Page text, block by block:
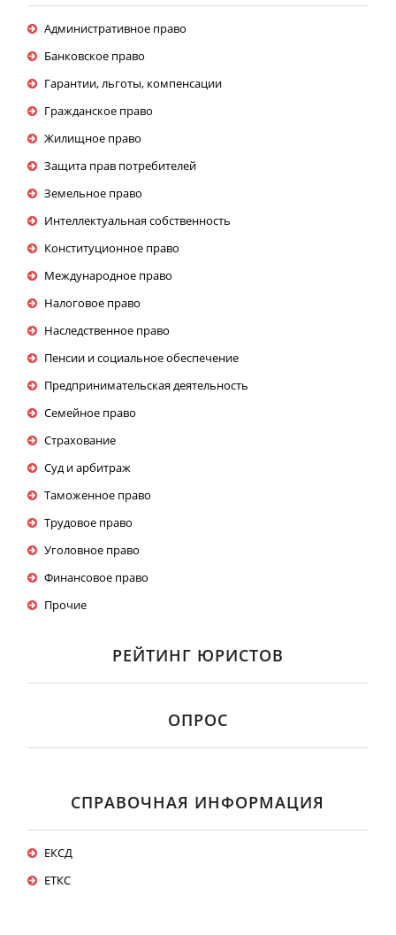
Административное право
Банковское право
Гарантии, льготы, компенсации
Гражданское право
Жилищное право
Защита прав потребителей
Земельное право
Интеллектуальная собственность
Конституционное право
Международное право
Налоговое право
Наследственное право
Пенсии и социальное обеспечение
Предпринимательская деятельность
Семейное право
Страхование
Суд и арбитраж
Таможенное право
Трудовое право
Уголовное право
Финансовое право
Прочие
РЕЙТИНГ ЮРИСТОВ
ОПРОС
СПРАВОЧНАЯ ИНФОРМАЦИЯ
ЕКСД
ЕТКС